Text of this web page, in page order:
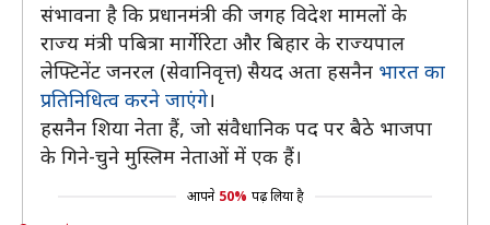
संभावना है कि प्रधानमंत्री की जगह विदेश मामलों के
राज्य मंत्री पबित्रा मार्गेरिटा और बिहार के राज्यपाल
लेफ्टिनेंट जनरल (सेवानिवृत्त) सैयद अता हसनैन भारत का
प्रतिनिधित्व करने जाएंगे।
हसनैन शिया नेता हैं, जो संवैधानिक पद पर बैठे भाजपा
के गिने-चुने मुस्लिम नेताओं में एक हैं।
आपने 50% पढ़ लिया है